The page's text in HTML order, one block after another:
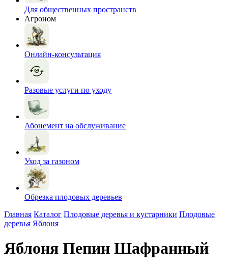
Для общественных пространств
Агроном
Онлайн-консультация
Разовые услуги по уходу
Абонемент на обслуживание
Уход за газоном
Обрезка плодовых деревьев
Главная Каталог Плодовые деревья и кустарники Плодовые
деревья Яблоня
Яблоня Пепин Шафранный